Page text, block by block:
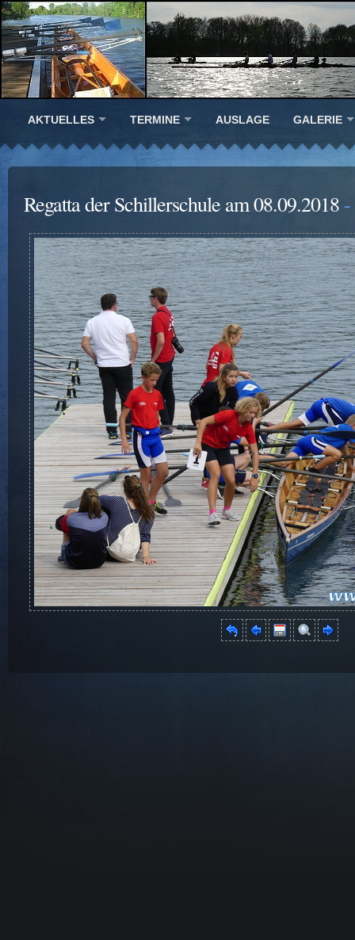
AKTUELLES TERMINE AUSLAGE GALERIE
Regatta der Schillerschule am 08.09.2018